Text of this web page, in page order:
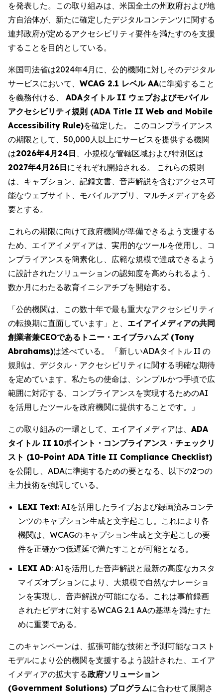
を発表した。この取り組みは、米国全土の州政府および地
方自治体が、新たに確定したデジタルコンテンツに関する
連邦政府が定めるアクセシビリティ要件を満たすのを支援
することを目的としている。
米国司法省は2024年4月に、公的機関に対しそのデジタル
サービスにおいて、 WCAG 2.1 レベル AAに準拠すること
を義務付ける、 ADAタイトル II ウェブおよびモバイル
アクセシビリティ規則 (ADA Title II Web and Mobile
Accessibility Rule)を確定した。 このコンプライアンス
の期限として、50,000人以上にサービスを提供する機関
は2026年4月24日 、小規模な管轄区域および特別区は
2027年4月26日にそれぞれ開始される。 これらの規則
は、キャプション、記録文書、音声解説を含むアクセス可
能なウェブサイト、モバイルアプリ、マルチメディアを必
要とする。
これらの期限に向けて政府機関が準備できるよう支援する
ため、エイアイメディアは、実用的なツールを使用し、コ
ンプライアンスを簡素化し、広範な規模で達成できるよう
に設計されたソリューションの認知度を高められるよう、
数か月にわたる教育イニシアチブを開始する。
「公的機関は、この数十年で最も重大なアクセシビリティ
の転換期に直面しています」と、 エイアイメディアの共同
創業者兼CEOであるトニー・エイブラハムズ (Tony
Abrahams)は述べている。 「新しいADAタイトル II の
規則は、デジタル・アクセシビリティに関する明確な期待
を定めています。私たちの使命は、シンプルかつ手頃で広
範囲に対応する、コンプライアンスを実現するためのAI
を活用したツールを政府機関に提供することです。」
この取り組みの一環として、エイアイメディアは、 ADA
タイトル II 10ポイント・コンプライアンス・チェックリ
スト (10-Point ADA Title II Compliance Checklist)
を公開し、ADAに準拠するための要となる、以下の2つの
主力技術を強調している。
LEXI Text: AIを活用したライブおよび録画済みコンテ
ンツのキャプション生成と文字起こし。これにより各
機関は、WCAGのキャプション生成と文字起こしの要
件を正確かつ低遅延で満たすことが可能となる。
LEXI AD: AIを活用した音声解説と最新の高度なカスタ
マイズオプションにより、大規模で自然なナレーショ
ンを実現し、音声解説が可能になる。これは事前録画
されたビデオに対するWCAG 2.1 AAの基準を満たすた
めに重要である。
このキャンペーンは、拡張可能な技術と予測可能なコスト
モデルにより公的機関を支援するよう設計された、エイア
イメディアの拡大する政府ソリューション
(Government Solutions) プログラムに合わせて展開さ